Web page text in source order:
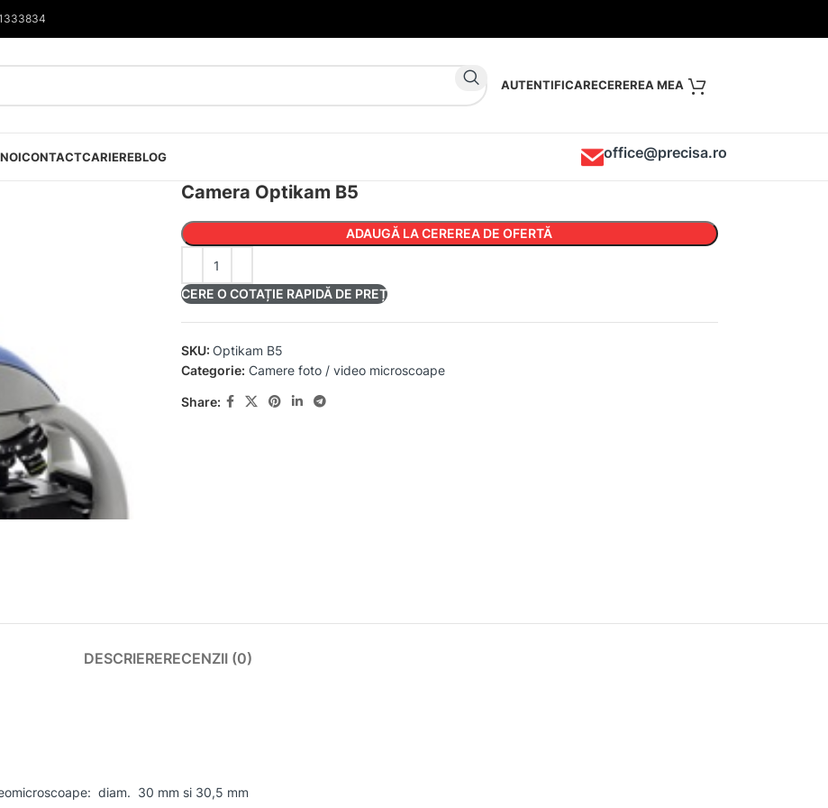
AUTENTIFICARE
CONTACTCARIEREBLOG office@precisa.ro
Camera Optikam B5
ADAUGĂ LA CEREREA DE OFERTĂ
CERE O COTAȚIE RAPIDĂ DE PREȚ
SKU: Optikam B5
Categorie: Camere foto / video microscoape
Share:
DESCRIERERECENZII (0)
diam. 30 mm si 30,5 mm